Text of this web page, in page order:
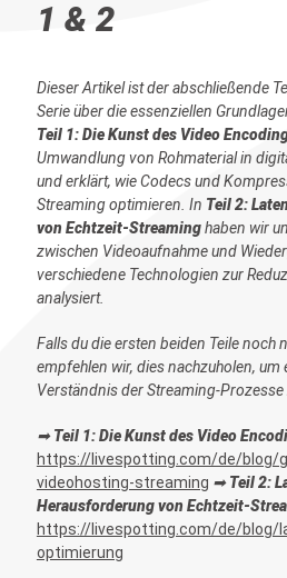
1 & 2
Dieser Artikel ist der abschließende
Serie über die essenziellen
Teil 1: Die Kunst des Video
Umwandlung von Rohmaterial in
und erklärt, wie Codecs und
Streaming optimieren. In Teil 2:
von Echtzeit-Streaminghaben wir
zwischen Videoaufnahme und
verschiedene Technologien zur
analysiert.
Falls du die ersten beiden Teile noch
empfehlen wir, dies nachzuholen,
Verständnis der Streaming-Prozesse
➡Teil 1: Die Kunst des Video
https://livespotting.com/de/blog/
videohosting-streaming ➡Teil 2:
Herausforderung von Echtzeit-
https://livespotting.com/de/blog/
optimierung